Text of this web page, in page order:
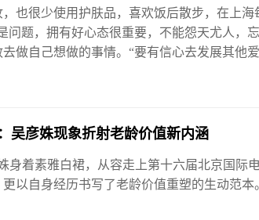
也很少使用护肤品，喜欢饭后散步，在上海
问题，拥有好心态很重要，不能怨天尤人，
做自己想做的事情。“要有信心去发展其他
吴彦姝现象折射老龄价值新内涵
身着素雅白裙，从容走上第十六届北京国际
以自身经历书写了老龄价值重塑的生动范本